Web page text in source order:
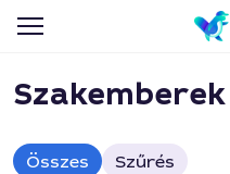
Szakemberek
Összes Szűrés